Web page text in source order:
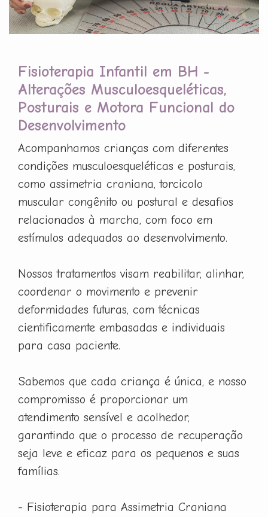
Fisioterapia Infantil em BH -
Alterações Musculoesqueléticas,
Posturais e Motora Funcional do
Desenvolvimento
Acompanhamos crianças com diferentes
condições musculoesqueléticas e posturais,
como assimetria craniana, torcicolo
muscular congênito ou postural e desafios
relacionados à marcha, com foco em
estímulos adequados ao desenvolvimento.
Nossos tratamentos visam reabilitar, alinhar,
coordenar o movimento e prevenir
deformidades futuras, com técnicas
cientificamente embasadas e individuais
para casa paciente.
Sabemos que cada criança é única, e nosso
compromisso é proporcionar um
atendimento sensível e acolhedor,
garantindo que o processo de recuperação
seja leve e eficaz para os pequenos e suas
famílias.
- Fisioterapia para Assimetria Craniana